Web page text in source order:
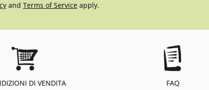
and Terms of Service apply.
DI VENDITA FAQ